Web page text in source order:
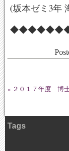
(坂本ゼミ3年
« ２０１７年度 博
Tags